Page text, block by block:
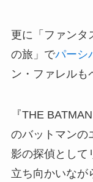
更に「ファンタ
の旅」でパーシ
ン・ファレルも
『THE
のバットマンの
影の探偵として
立ち向かいなが